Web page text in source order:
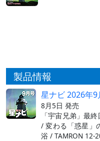
製品情報
星ナビ 2026年9
8月5日 発売
「宇宙兄弟」最
/ 変わる「惑星」
浴 / TAMRON 12-